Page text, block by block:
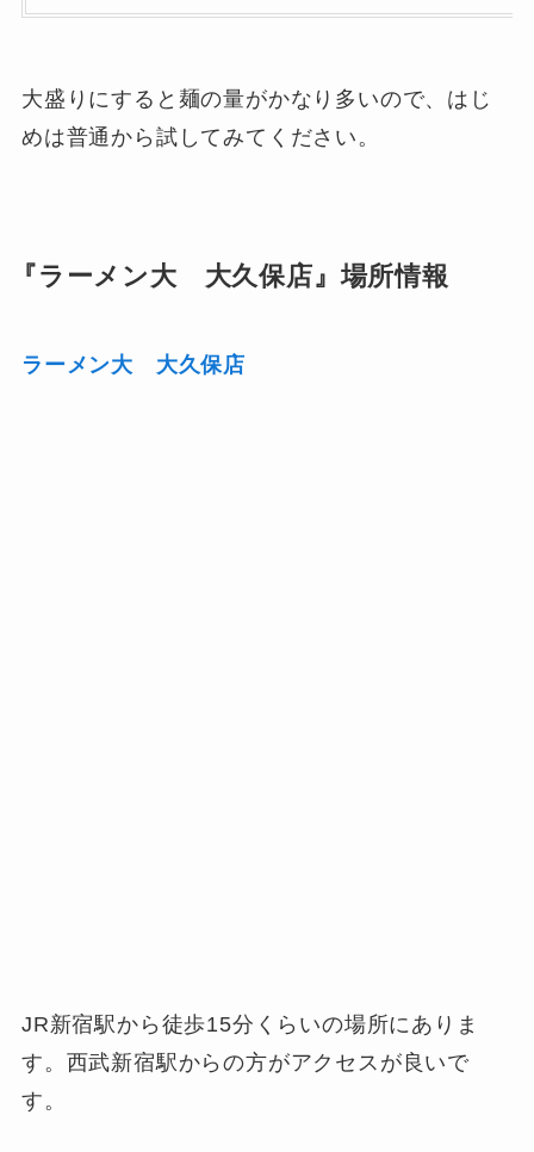
大盛りにすると麺の量がかなり多いので、はじ
めは普通から試してみてください。
『ラーメン大 大久保店』場所情報
ラーメン大 大久保店
JR新宿駅から徒歩15分くらいの場所にありま
す。西武新宿駅からの方がアクセスが良いで
す。